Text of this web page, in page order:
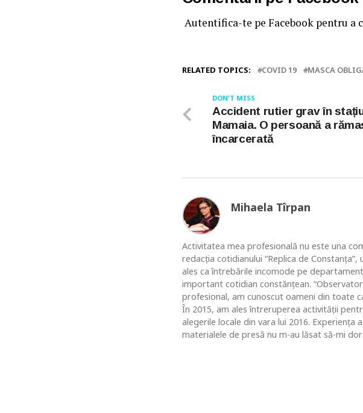
Autentifica-te pe Facebook pentru a
RELATED TOPICS: COVID 19 MASCA
DON'T MISS
Accident rutier grav în
Mamaia. O persoană a
încarcerată
Mihaela Tîrpan
Activitatea mea profesională nu este una
redacția cotidianului “Replica de
ales ca întrebările incomode pe
important cotidian constănțean.
profesional, am cunoscut oameni din toate
În 2015, am ales întreruperea activității
alegerile locale din vara lui 2016.
materialele de presă nu m-au lăsat să-mi